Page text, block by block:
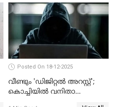
Posted On 18-12-2025
വീണ്ടും 'ഡിജിറ്റല്‍ അറസ്റ്റ്';
കൊച്ചിയില്‍ വനിതാ